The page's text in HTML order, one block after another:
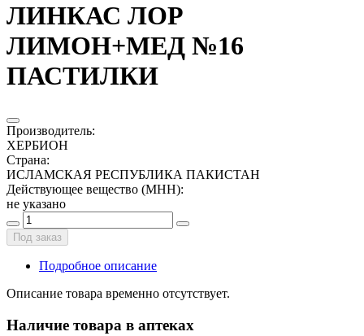
ЛИНКАС ЛОР
ЛИМОН+МЕД №16
ПАСТИЛКИ
Производитель:
ХЕРБИОН
Страна:
ИСЛАМСКАЯ РЕСПУБЛИКА ПАКИСТАН
Действующее вещество (МНН):
не указано
Под заказ
Подробное описание
Описание товара временно отсутствует.
Наличие товара в аптеках